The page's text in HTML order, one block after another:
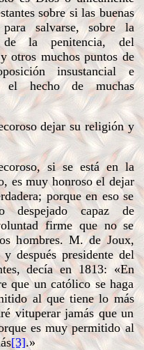
sobre si las buenas
salvarse, sobre la
de la penitencia, del
otros muchos puntos de
insustancial e
el hecho de muchas
dejar su religión y
si se está en la
es muy honroso el dejar
porque en eso se
despejado capaz de
firme que no se
hombres. M. de Joux,
después presidente del
decía en 1813: «En
que un católico se haga
al que tiene lo más
vituperar jamás que un
es muy permitido al
[3].»